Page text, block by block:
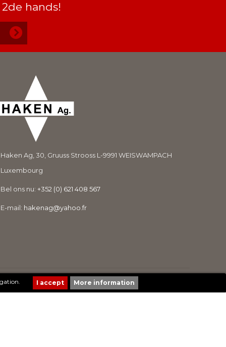
More information
hands!
Haken Ag, 30, Gruuss Strooss L-9991 WEISWAMPACH
Luxembourg
Bel ons nu:+352 (0) 621 408 567
E-mail: hakenag@yahoo.fr
Création de sites Internet | ProduWeb